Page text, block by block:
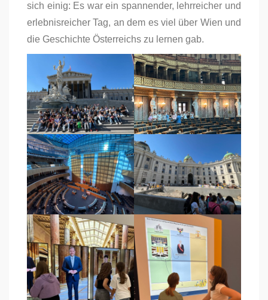
sich einig: Es war ein spannender, lehrreicher und
erlebnisreicher Tag, an dem es viel über Wien und
die Geschichte Österreichs zu lernen gab.